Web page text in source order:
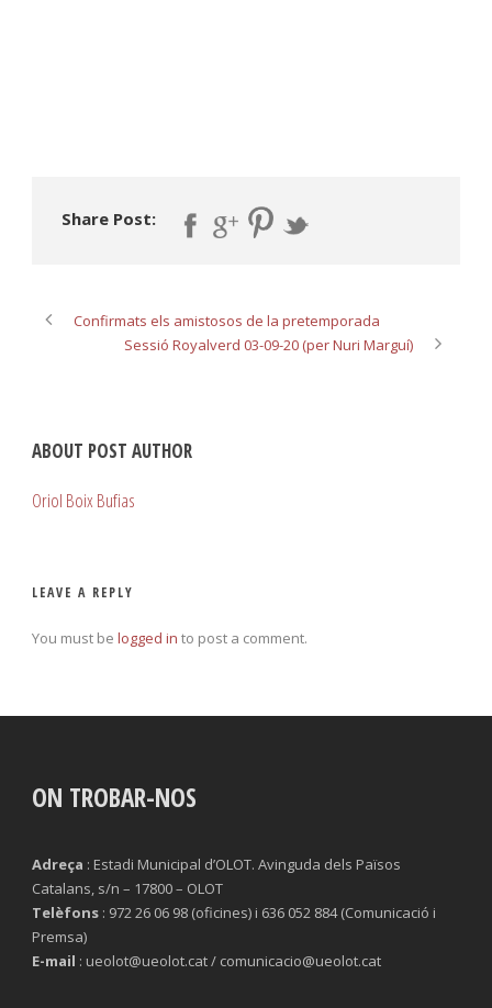
Share Post:
Confirmats els amistosos de la pretemporada
Sessió Royalverd 03-09-20 (per Nuri Marguí)
ABOUT POST AUTHOR
Oriol Boix Bufias
LEAVE A REPLY
You must be logged in to post a comment.
ON TROBAR-NOS
Adreça : Estadi Municipal d’OLOT. Avinguda dels Països
Catalans, s/n – 17800 – OLOT
Telèfons : 972 26 06 98 (oficines) i 636 052 884 (Comunicació i
Premsa)
E-mail : ueolot@ueolot.cat / comunicacio@ueolot.cat